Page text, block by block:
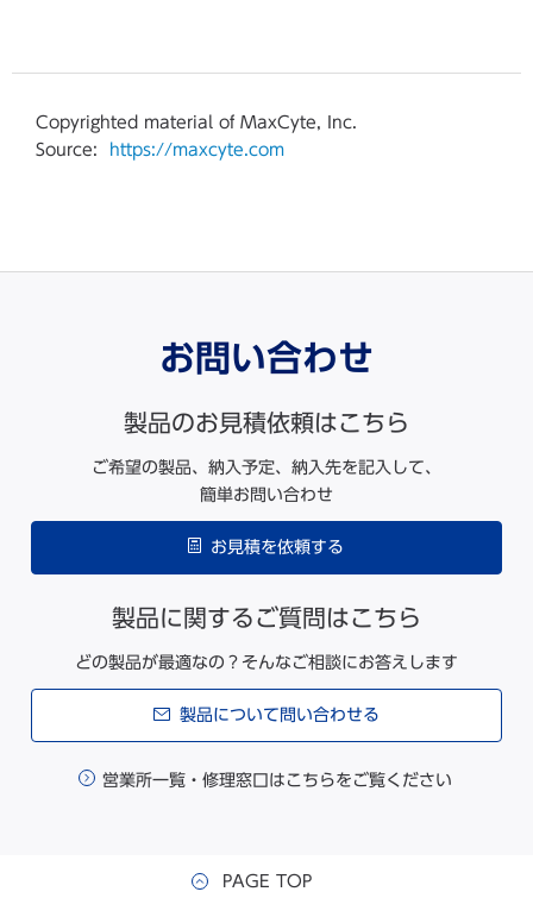
Copyrighted material of MaxCyte, Inc.
Source:
https://maxcyte.com
お問い合わせ
製品のお見積依頼はこちら
ご希望の製品、納入予定、納入先を記入して、
簡単お問い合わせ
お見積を依頼する
製品に関するご質問はこちら
どの製品が最適なの？そんなご相談にお答えします
製品について問い合わせる
営業所一覧・修理窓口はこちらをご覧ください
PAGE TOP